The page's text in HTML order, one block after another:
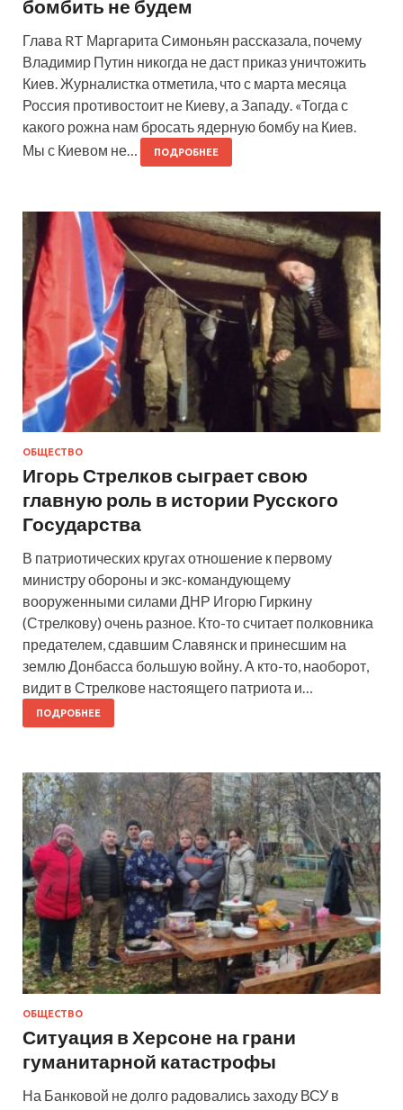
бомбить не будем
Глава RT Маргарита Симоньян рассказала, почему
Владимир Путин никогда не даст приказ уничтожить
Киев. Журналистка отметила, что с марта месяца
Россия противостоит не Киеву, а Западу. «Тогда с
какого рожна нам бросать ядерную бомбу на Киев.
Мы с Киевом не…
ПОДРОБНЕЕ
ОБЩЕСТВО
Игорь Стрелков сыграет свою
главную роль в истории Русского
Государства
В патриотических кругах отношение к первому
министру обороны и экс-командующему
вооруженными силами ДНР Игорю Гиркину
(Стрелкову) очень разное. Кто-то считает полковника
предателем, сдавшим Славянск и принесшим на
землю Донбасса большую войну. А кто-то, наоборот,
видит в Стрелкове настоящего патриота и…
ПОДРОБНЕЕ
ОБЩЕСТВО
Ситуация в Херсоне на грани
гуманитарной катастрофы
На Банковой не долго радовались заходу ВСУ в